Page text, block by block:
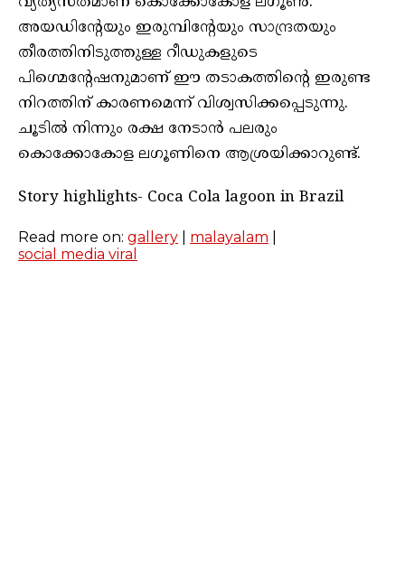
അയഡിന്റേയും ഇരുമ്പിന്റേയും സാന്ദ്രതയും
തീരത്തിനിടുത്തുള്ള റീഡുകളുടെ
പിഗ്മെന്റേഷനുമാണ് ഈ തടാകത്തിന്റെ ഇരുണ്ട
നിറത്തിന് കാരണമെന്ന് വിശ്വസിക്കപ്പെടുന്നു.
ചൂടില്‍ നിന്നും രക്ഷ നേടാന്‍ പലരും
കൊക്കോകോള ലഗൂണിനെ ആശ്രയിക്കാറുണ്ട്.
Story highlights- Coca Cola lagoon in Brazil
Read more on: gallery malayalam
social media viral